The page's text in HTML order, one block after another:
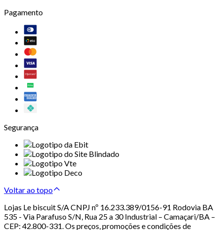
Pagamento
Segurança
Voltar ao topo
Lojas Le biscuit S/A CNPJ nº 16.233.389/0156-91 Rodovia BA
535 - Via Parafuso S/N, Rua 25 a 30 Industrial – Camaçari/BA –
CEP: 42.800-331. Os preços, promoções e condições de